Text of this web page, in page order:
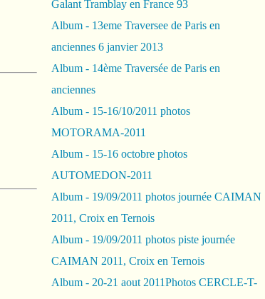
Galant Tramblay en France 93
Album - 13eme Traversee de Paris en
anciennes 6 janvier 2013
Album - 14ème Traversée de Paris en
anciennes
Album - 15-16/10/2011 photos
MOTORAMA-2011
Album - 15-16 octobre photos
AUTOMEDON-2011
Album - 19/09/2011 photos journée CAIMAN
2011, Croix en Ternois
Album - 19/09/2011 photos piste journée
CAIMAN 2011, Croix en Ternois
Album - 20-21 aout 2011Photos CERCLE-T-